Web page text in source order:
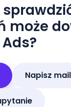
może
Napisz